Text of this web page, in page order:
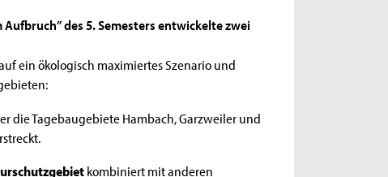
des 5. Semesters entwickelte zwei
ein ökologisch maximiertes Szenario und
die Tagebaugebiete Hambach, Garzweiler und
kombiniert mit anderen